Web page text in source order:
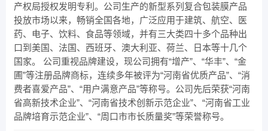
产权局授权发明专利。公司生产的新型系列复合包装膜产品
投放市场以来，畅销全国各地，广泛应用于建筑、航空、医
药、电子、饮料、食品等领域，并有三大类四十多个品种出
口到美国、法国、西班牙、澳大利亚、荷兰、日本等十几个
国家。 公司重视品牌建设，现公司拥有“增产”、“华丰”、“金
圃”等注册品牌商标，连续多年被评为“河南省优质产品”、“消
费者喜爱产品”、“用户满意产品”等称号。公司先后荣获“河南
省高新技术企业”、“河南省技术创新示范企业”、“河南省工业
品牌培育示范企业”、“周口市市长质量奖”等荣誉称号。